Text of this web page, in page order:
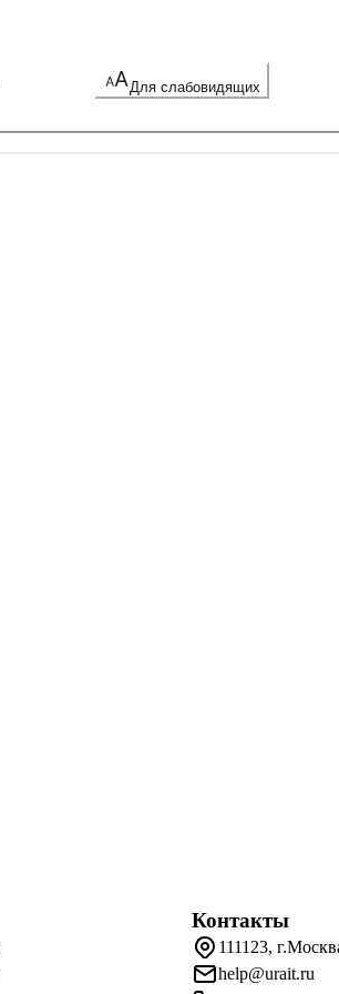
Для слабовидящих
Контакты
111123,
help@urait.ru